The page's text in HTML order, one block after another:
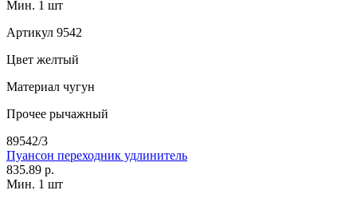
Мин. 1 шт
Артикул 9542
Цвет желтый
Материал чугун
Прочее рычажный
89542/3
Пуансон переходник удлинитель
835.89 р.
Мин. 1 шт